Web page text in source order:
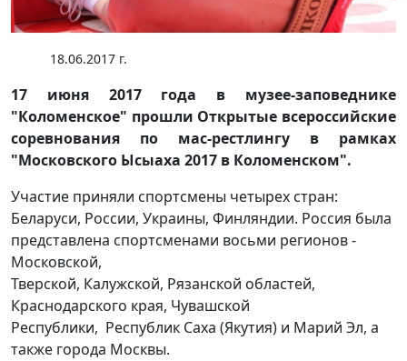
18.06.2017 г.
17 июня 2017 года в музее-заповеднике
"Коломенское" прошли Открытые всероссийские
соревнования по мас-рестлингу в рамках
"Московского Ысыаха 2017 в Коломенском".
Участие приняли спортсмены четырех стран:
Беларуси, России, Украины, Финляндии. Россия была
представлена спортсменами восьми регионов -
Московской,
Тверской, Калужской, Рязанской областей,
Краснодарского края, Чувашской
Республики, Республик Саха (Якутия) и Марий Эл, а
также города Москвы.